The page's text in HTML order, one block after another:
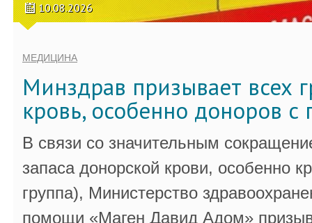
10.08.2026
МЕДИЦИНА
Минздрав призывает всех
кровь, особенно доноров с
В связи со значительным
запаса донорской крови, особенно
группа), Министерство
помощи «Маген Давид Адом»